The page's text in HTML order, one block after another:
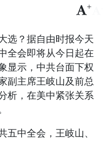
+
选？据自由时报今天
全会即将从今日起在
显示，中共台面下权
副主席王岐山及前总
析，在美中紧张关系
五中全会，王岐山、